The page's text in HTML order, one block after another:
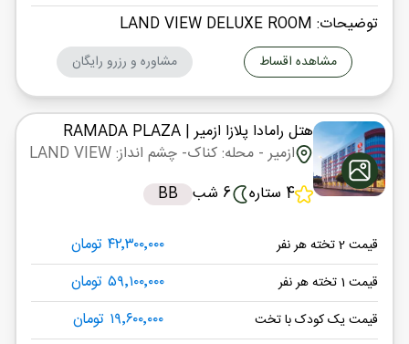
توضیحات: LAND VIEW DELUXE ROOM
مشاهده اقساط مشاوره و رزرو رایگان
هتل رامادا پلازا ازمیر| RAMADA PLAZA
ازمیر- محله: کناک- چشم انداز: LAND VIEW
4 ستاره
6 شب BB
قیمت 2 تخته هر نفر ۴۲٬۳۰۰٬۰۰۰ تومان
قیمت 1 تخته هر نفر ۵۹٬۱۰۰٬۰۰۰ تومان
قیمت یک کودک با تخت ۱۹٬۶۰۰٬۰۰۰ تومان